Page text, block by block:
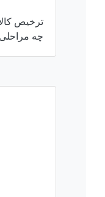
ترخیص
چه